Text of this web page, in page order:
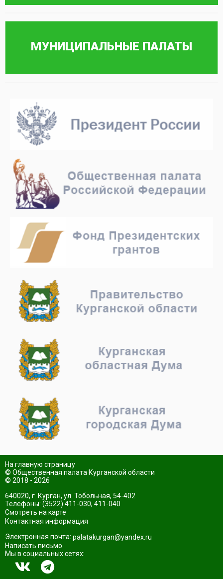
На главную страницу
© Общественная палата Курганской области
© 2018 - 2026
640020, г. Курган, ул. Тобольная, 54-402
Телефоны: (3522) 411-030, 411-040
Смотреть на карте
Контактная информация
Электронная почта: palatakurgan@yandex.ru
Написать письмо
Мы в социальных сетях: